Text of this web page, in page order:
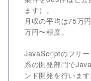
ます）。
月収の平均は75万
万円〜程度。
JavaScriptのフリ
系の開発部門で
ンド開発を行います